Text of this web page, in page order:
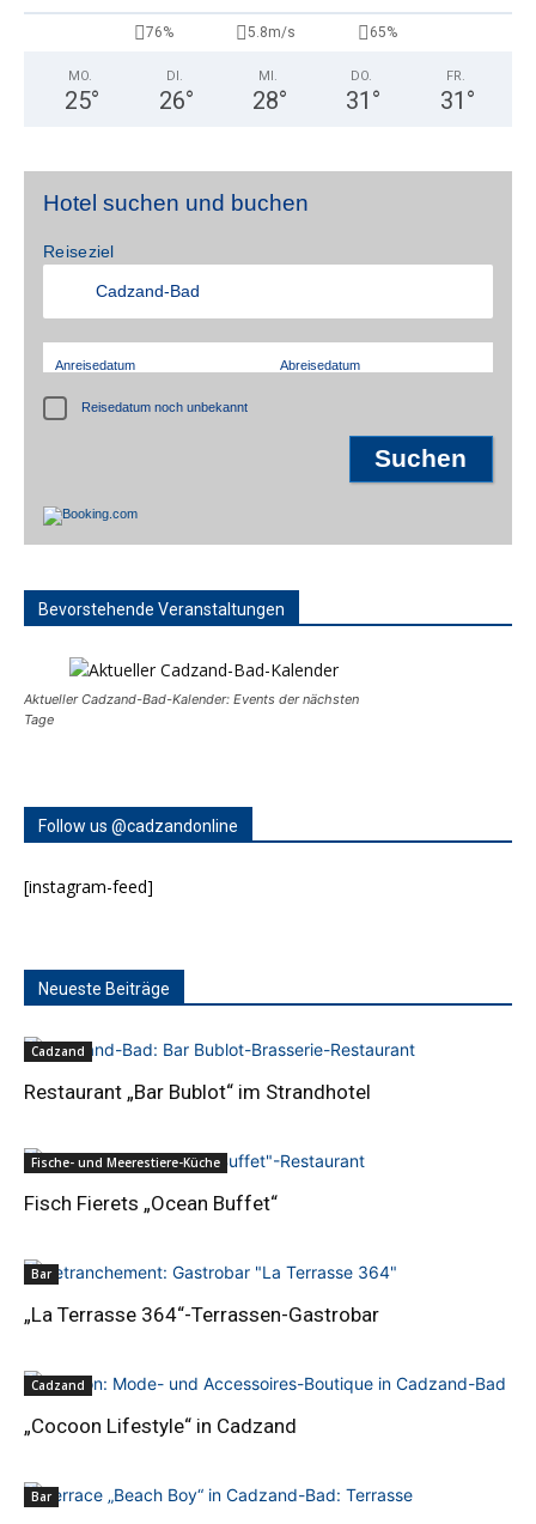
76% 5.8m/s 65%
MO.
25°
DI.
26°
MI.
28°
DO.
31 °
FR.
31 °
Hotel suchen und buchen
Reiseziel
Anreisedatum Abreisedatum
Reisedatum noch unbekannt
Bevorstehende Veranstaltungen
Aktueller Cadzand-Bad-Kalender: Events der nächsten
Tage
Follow us @cadzandonline
[instagram-feed]
Neueste Beiträge
Cadzand
Restaurant „Bar Bublot“ im Strandhotel
Fische- und Meerestiere-Küche
Fisch Fierets „Ocean Buffet“
Bar
„La Terrasse 364“-Terrassen-Gastrobar
Cadzand
„Cocoon Lifestyle“ in Cadzand
Bar